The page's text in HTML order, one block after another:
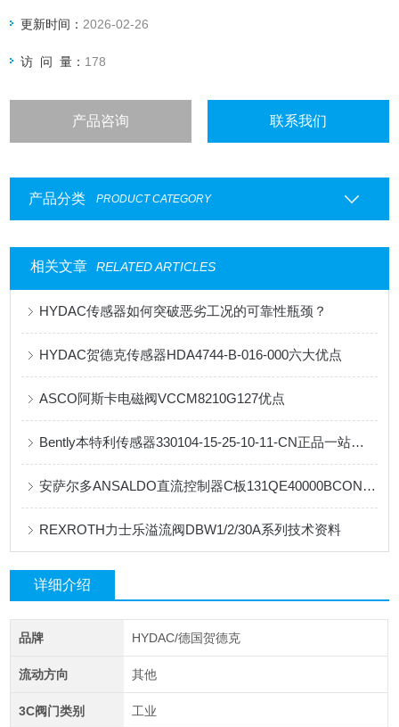
渠道广: 除了现货，我们跟欧洲许多有直接的业务关系，使我
们可以采购到由于保护而不能报价的品。
更新时间： 2026-02-26
访 问 量： 178
产品咨询 联系我们
产品分类 PRODUCT CATEGORY
相关文章 RELATED ARTICLES
HYDAC传感器如何突破恶劣工况的可靠性瓶颈？
HYDAC贺德克传感器HDA4744-B-016-000六大优点
ASCO阿斯卡电磁阀VCCM8210G127优点
Bently本特利传感器330104-15-25-10-11-CN正品一站式直发
安萨尔多ANSALDO直流控制器C板131QE40000BCONDBE系列技术资料
REXROTH力士乐溢流阀DBW1/2/30A系列技术资料
详细介绍
品牌 HYDAC/德国贺德克
流动方向 其他
3C阀门类别 工业